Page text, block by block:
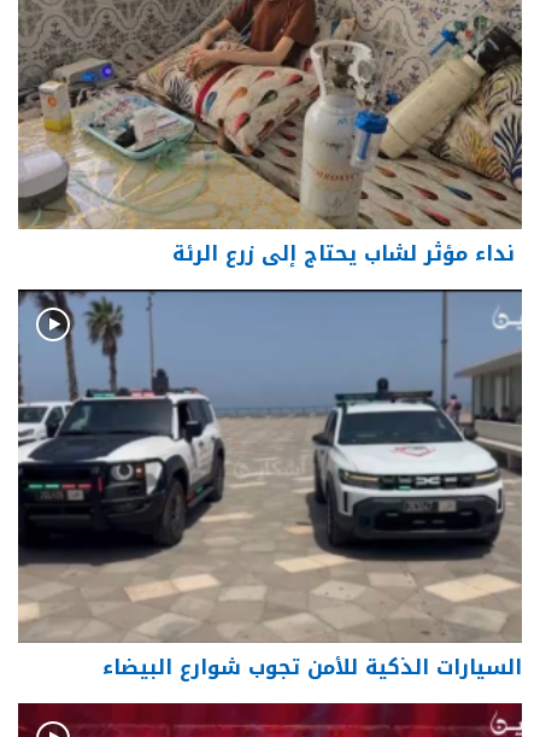
نداء مؤثر لشاب يحتاج إلى زرع الرئة
السيارات الذكية للأمن تجوب شوارع البيضاء